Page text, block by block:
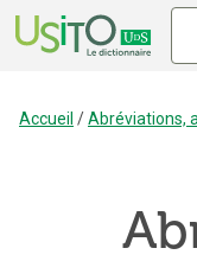
Accueil /Abréviations,